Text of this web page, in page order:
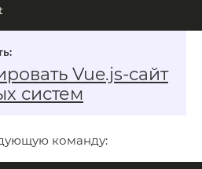
Vue.js-сайт
систем
команду: